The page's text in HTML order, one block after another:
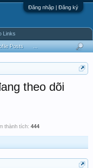
Đăng nhập | Đăng ký
theo dõi
thành tích: 444
Posts
Links